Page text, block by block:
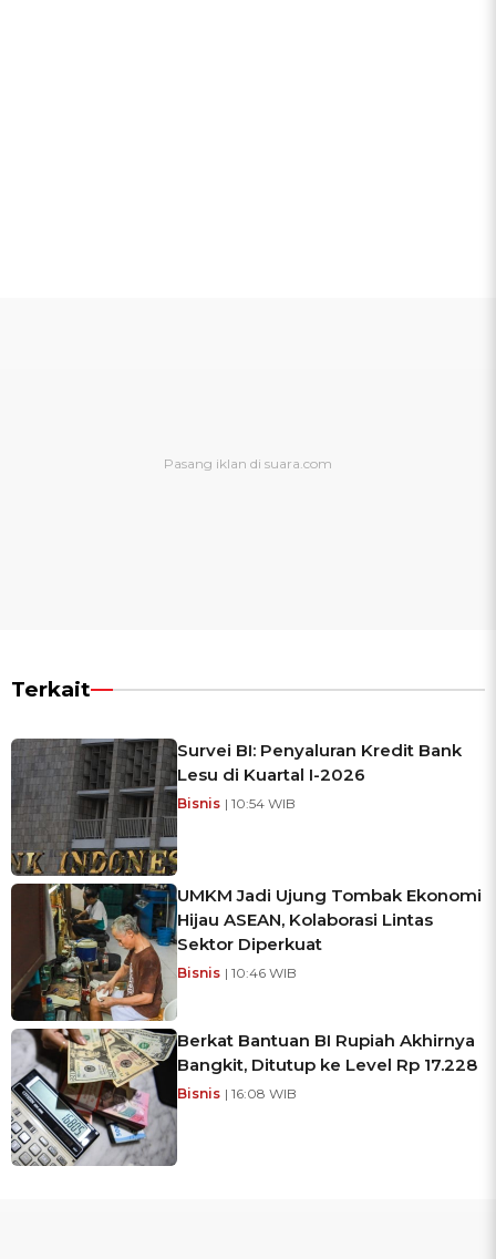
Terkait
Survei BI: Penyaluran Kredit Bank
Lesu di Kuartal I-2026
Bisnis | 10:54 WIB
UMKM Jadi Ujung Tombak Ekonomi
Hijau ASEAN, Kolaborasi Lintas
Sektor Diperkuat
Bisnis | 10:46 WIB
Berkat Bantuan BI Rupiah Akhirnya
Bangkit, Ditutup ke Level Rp 17.228
Bisnis | 16:08 WIB